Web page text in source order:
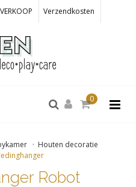
Verzendkosten
0
Houten decoratie
Robot